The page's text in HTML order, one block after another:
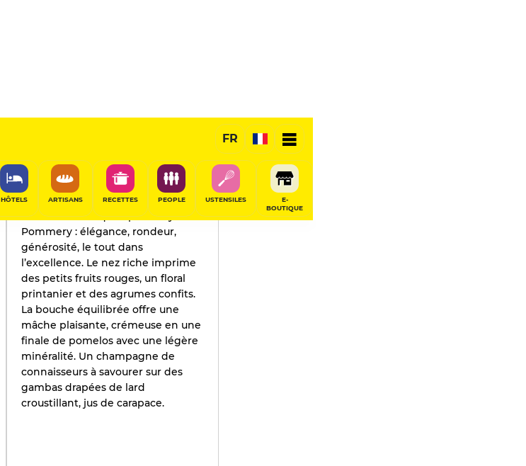
FR
HÔTELS ARTISANS RECETTES PEOPLE USTENSILES
E-
BOUTIQUE
PARTAGER
L'AVIS DE GAULT&MILLAU
2022
Une cuvée marquée par le style
Pommery : élégance, rondeur,
générosité, le tout dans
l’excellence. Le nez riche imprime
des petits fruits rouges, un floral
printanier et des agrumes confits.
La bouche équilibrée offre une
mâche plaisante, crémeuse en une
finale de pomelos avec une légère
minéralité. Un champagne de
connaisseurs à savourer sur des
gambas drapées de lard
croustillant, jus de carapace.